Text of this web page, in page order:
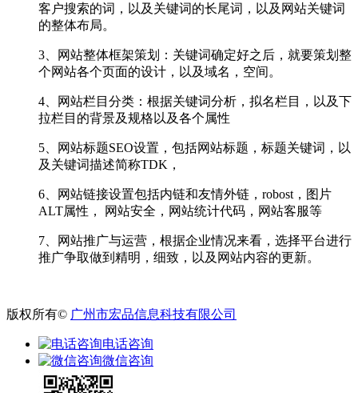
客户搜索的词，以及关键词的长尾词，以及网站关键词
的整体布局。
3、网站整体框架策划：关键词确定好之后，就要策划整
个网站各个页面的设计，以及域名，空间。
4、网站栏目分类：根据关键词分析，拟名栏目，以及下
拉栏目的背景及规格以及各个属性
5、网站标题SEO设置，包括网站标题，标题关键词，以
及关键词描述简称TDK，
6、网站链接设置包括内链和友情外链，robost，图片
ALT属性， 网站安全，网站统计代码，网站客服等
7、网站推广与运营，根据企业情况来看，选择平台进行
推广争取做到精明，细致，以及网站内容的更新。
版权所有© 广州市宏品信息科技有限公司
电话咨询
微信咨询